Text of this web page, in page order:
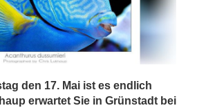
den 17. Mai ist es endlich
erwartet Sie in Grünstadt bei